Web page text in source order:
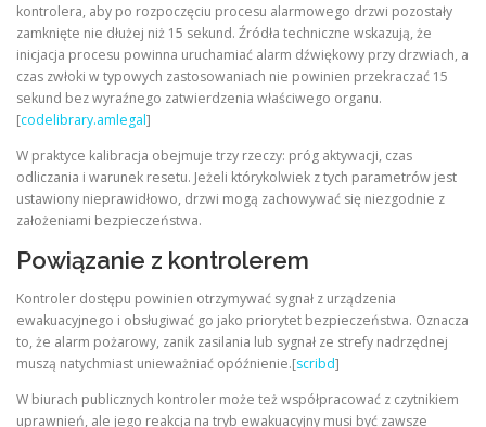
kontrolera, aby po rozpoczęciu procesu alarmowego drzwi pozostały
zamknięte nie dłużej niż 15 sekund. Źródła techniczne wskazują, że
inicjacja procesu powinna uruchamiać alarm dźwiękowy przy drzwiach, a
czas zwłoki w typowych zastosowaniach nie powinien przekraczać 15
sekund bez wyraźnego zatwierdzenia właściwego organu.
[codelibrary.amlegal]
W praktyce kalibracja obejmuje trzy rzeczy: próg aktywacji, czas
odliczania i warunek resetu. Jeżeli którykolwiek z tych parametrów jest
ustawiony nieprawidłowo, drzwi mogą zachowywać się niezgodnie z
założeniami bezpieczeństwa.
Powiązanie z kontrolerem
Kontroler dostępu powinien otrzymywać sygnał z urządzenia
ewakuacyjnego i obsługiwać go jako priorytet bezpieczeństwa. Oznacza
to, że alarm pożarowy, zanik zasilania lub sygnał ze strefy nadrzędnej
muszą natychmiast unieważniać opóźnienie.[scribd]
W biurach publicznych kontroler może też współpracować z czytnikiem
uprawnień, ale jego reakcja na tryb ewakuacyjny musi być zawsze